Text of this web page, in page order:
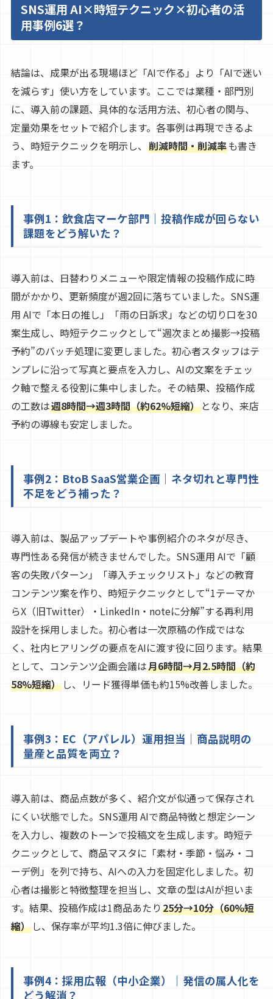
SNS運用 AI×時短テクニック×初心者の活
用事例6選？
結論は、成果が出る現場ほど「AIで作る」より「AIで迷い
を減らす」使い方をしています。ここでは業種・部門別
に、導入前の課題、具体的な活用方法、初心者の関与、
定量効果をセットで紹介します。各事例は再現できるよ
う、時短テクニックを明示し、 削減時間・削減率も書き
ます。
事例1：飲食店マーケ部門｜投稿作成が回らない
課題をどう解いた？
導入前は、日替わりメニューや限定情報の投稿作成に時
間がかかり、更新頻度が週2回に落ちていました。SNS運
用 AIで「本日の推し」「雨の日訴求」などの切り口を30
案生成し、時短テクニックとして“週次まとめ撮影→投稿
予約”のバッチ処理に変更しました。初心者スタッフはテ
ンプレに沿って写真と要点を入力し、AIの文案をチェッ
ク軸で整える役割に集中しました。その結果、投稿作成
の工数は週8時間→週3時間（約62%短縮）となり、来店
予約の導線も安定しました。
事例2：BtoB SaaS営業企画｜ネタ切れと専門性
不足をどう補った？
導入前は、製品アップデートや事例紹介のネタが尽き、
専門性ある発信が続きませんでした。SNS運用 AIで「顧
客の失敗パターン」「導入チェックリスト」などの教育
コンテンツ案を作り、時短テクニックとして“1テーマか
らX（旧Twitter）・LinkedIn・noteに分解”する再利用
設計を採用しました。初心者は一次原稿の作成ではな
く、社内ヒアリングの要点をAIに渡す役に回ります。結果
として、コンテンツ企画会議は月6時間→月2.5時間（約
58%短縮）し、リード獲得単価も約15%改善しました。
事例3：EC（アパレル）運用担当｜商品説明の
量産と品質を両立？
導入前は、商品点数が多く、紹介文が似通って保存され
にくい状態でした。SNS運用 AIで商品特徴と想定シーン
を入力し、複数のトーンで投稿文を生成します。時短テ
クニックとして、商品マスタに「素材・季節・悩み・コ
ーデ例」を列で持ち、AIへの入力を固定化しました。初
心者は撮影と特徴整理を担当し、文章の型はAIが担いま
す。結果、投稿作成は1商品あたり 25分→10分（60%短
縮）し、保存率が平均1.3倍に伸びました。
事例4：採用広報（中小企業）｜発信の属人化を
どう解消？